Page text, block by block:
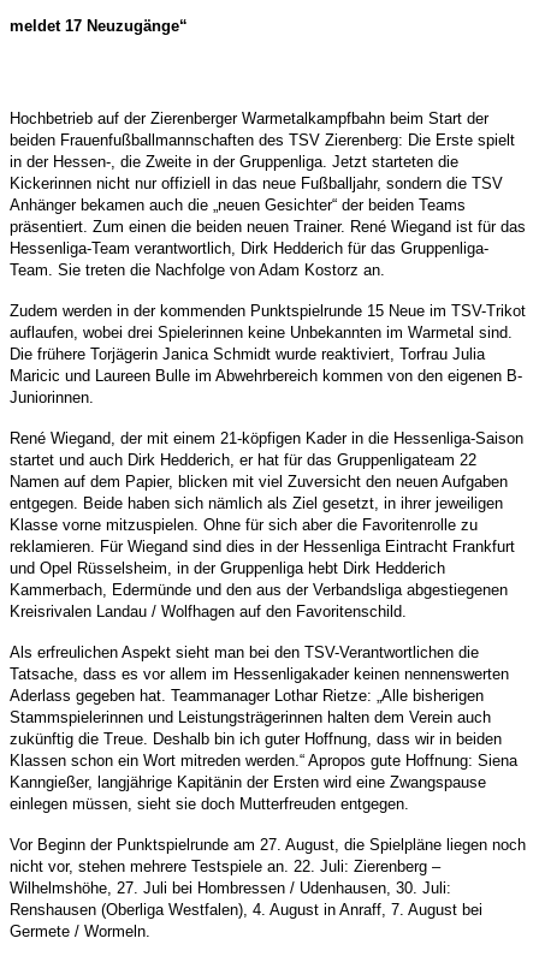
meldet 17 Neuzugänge“
Hochbetrieb auf der Zierenberger Warmetalkampfbahn beim Start der
beiden Frauenfußballmannschaften des TSV Zierenberg: Die Erste spielt
in der Hessen-, die Zweite in der Gruppenliga. Jetzt starteten die
Kickerinnen nicht nur offiziell in das neue Fußballjahr, sondern die TSV
Anhänger bekamen auch die „neuen Gesichter“ der beiden Teams
präsentiert. Zum einen die beiden neuen Trainer. René Wiegand ist für das
Hessenliga-Team verantwortlich, Dirk Hedderich für das Gruppenliga-
Team. Sie treten die Nachfolge von Adam Kostorz an.
Zudem werden in der kommenden Punktspielrunde 15 Neue im TSV-Trikot
auflaufen, wobei drei Spielerinnen keine Unbekannten im Warmetal sind.
Die frühere Torjägerin Janica Schmidt wurde reaktiviert, Torfrau Julia
Maricic und Laureen Bulle im Abwehrbereich kommen von den eigenen B-
Juniorinnen.
René Wiegand, der mit einem 21-köpfigen Kader in die Hessenliga-Saison
startet und auch Dirk Hedderich, er hat für das Gruppenligateam 22
Namen auf dem Papier, blicken mit viel Zuversicht den neuen Aufgaben
entgegen. Beide haben sich nämlich als Ziel gesetzt, in ihrer jeweiligen
Klasse vorne mitzuspielen. Ohne für sich aber die Favoritenrolle zu
reklamieren. Für Wiegand sind dies in der Hessenliga Eintracht Frankfurt
und Opel Rüsselsheim, in der Gruppenliga hebt Dirk Hedderich
Kammerbach, Edermünde und den aus der Verbandsliga abgestiegenen
Kreisrivalen Landau / Wolfhagen auf den Favoritenschild.
Als erfreulichen Aspekt sieht man bei den TSV-Verantwortlichen die
Tatsache, dass es vor allem im Hessenligakader keinen nennenswerten
Aderlass gegeben hat. Teammanager Lothar Rietze: „Alle bisherigen
Stammspielerinnen und Leistungsträgerinnen halten dem Verein auch
zukünftig die Treue. Deshalb bin ich guter Hoffnung, dass wir in beiden
Klassen schon ein Wort mitreden werden.“ Apropos gute Hoffnung: Siena
Kanngießer, langjährige Kapitänin der Ersten wird eine Zwangspause
einlegen müssen, sieht sie doch Mutterfreuden entgegen.
Vor Beginn der Punktspielrunde am 27. August, die Spielpläne liegen noch
nicht vor, stehen mehrere Testspiele an. 22. Juli: Zierenberg –
Wilhelmshöhe, 27. Juli bei Hombressen / Udenhausen, 30. Juli:
Renshausen (Oberliga Westfalen), 4. August in Anraff, 7. August bei
Germete / Wormeln.